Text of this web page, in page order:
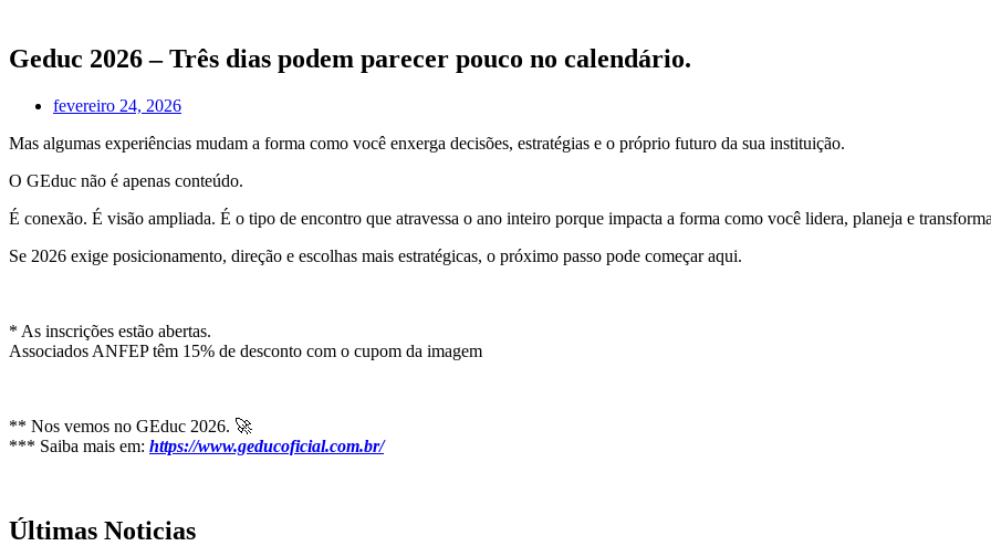
Geduc 2026 – Três dias podem parecer pouco no calendário.
fevereiro 24, 2026
Mas algumas experiências mudam a forma como você enxerga decisões, estratégias e o próprio futuro da sua instituição.
O GEduc não é apenas conteúdo.
É conexão. É visão ampliada. É o tipo de encontro que atravessa o ano inteiro porque impacta a forma como você lidera, planeja e
Se 2026 exige posicionamento, direção e escolhas mais estratégicas, o próximo passo pode começar aqui.
* As inscrições estão abertas.
Associados ANFEP têm 15% de desconto com o cupom da imagem
** Nos vemos no GEduc 2026. 🚀
*** Saiba mais em: https://www.geducoficial.com.br/
Últimas Noticias